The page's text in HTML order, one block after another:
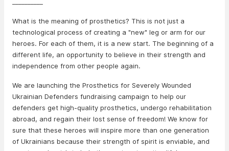
What is the meaning of prosthetics? This is not just a
technological process of creating a "new" leg or arm for our
heroes. For each of them, it is a new start. The beginning of a
different life, an opportunity to believe in their strength and
independence from other people again.
We are launching the Prosthetics for Severely Wounded
Ukrainian Defenders fundraising campaign to help our
defenders get high-quality prosthetics, undergo rehabilitation
abroad, and regain their lost sense of freedom! We know for
sure that these heroes will inspire more than one generation
of Ukrainians because their strength of spirit is enviable, and